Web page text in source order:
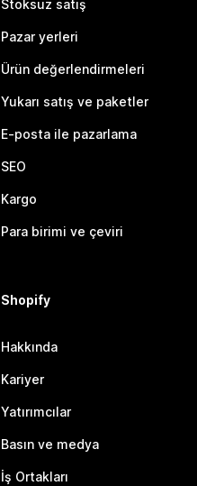
Stoksuz satış
Pazar yerleri
Ürün değerlendirmeleri
Yukarı satış ve paketler
E-posta ile pazarlama
SEO
Kargo
Para birimi ve çeviri
Shopify
Hakkında
Kariyer
Yatırımcılar
Basın ve medya
İş Ortakları